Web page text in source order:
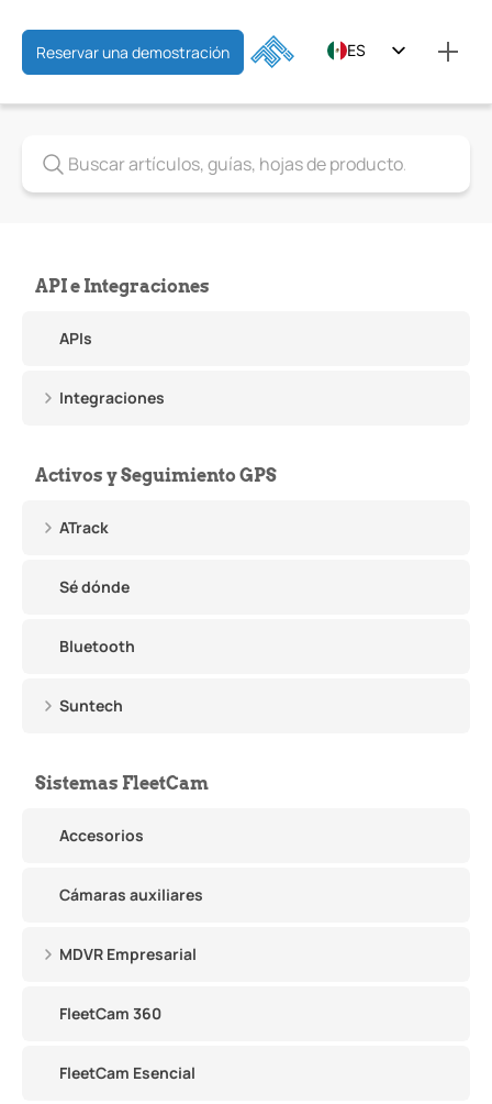
Reservar una demostración ES
API e Integraciones
APIs
Integraciones
Activos y Seguimiento GPS
ATrack
Sé dónde
Bluetooth
Suntech
Sistemas FleetCam
Accesorios
Cámaras auxiliares
MDVR Empresarial
FleetCam 360
FleetCam Esencial